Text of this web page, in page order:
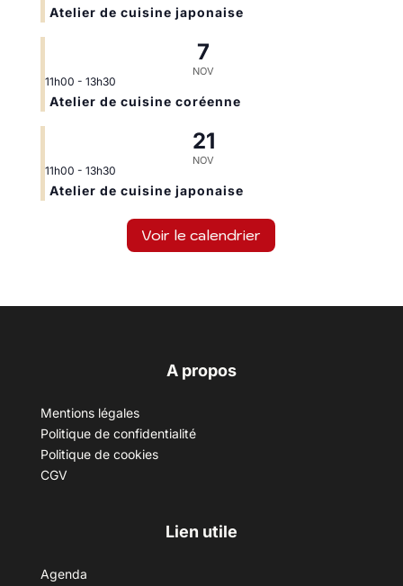
Atelier de cuisine japonaise
7
NOV
11h00 - 13h30
Atelier de cuisine coréenne
21
NOV
11h00 - 13h30
Atelier de cuisine japonaise
Voir le calendrier
A propos
Mentions légales
Politique de confidentialité
Politique de cookies
CGV
Lien utile
Agenda